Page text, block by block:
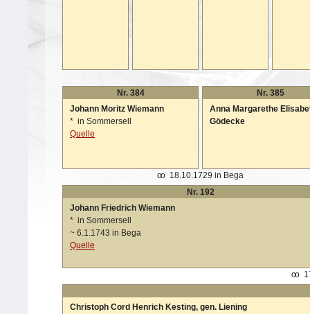
Nr. 384
Johann Moritz Wiemann
* in Sommersell
Quelle
Nr. 385
Anna Margarethe
Gödecke
oo
18.10.1729 in Bega
Nr. 192
Johann Friedrich Wiemann
* in Sommersell
~ 6.1.1743 in Bega
Quelle
oo
Christoph Cord Henrich Kesting, gen. Liening